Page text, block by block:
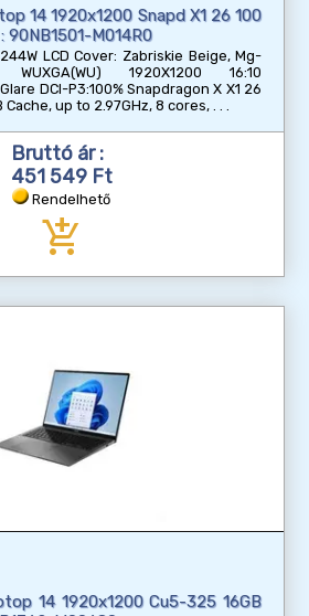
14 1920x1200 Snapd X1 26 100
: 90NB1501-M014R0
LCD Cover: Zabriskie Beige, Mg-
1920X1200 16:10
DCI-P3:100% Snapdragon X X1 26
Cache, up to 2.97GHz, 8 cores,
Bruttó ár :
451 549 Ft
Rendelhető
add_shopping_cart
14 1920x1200 Cu5-325 16GB